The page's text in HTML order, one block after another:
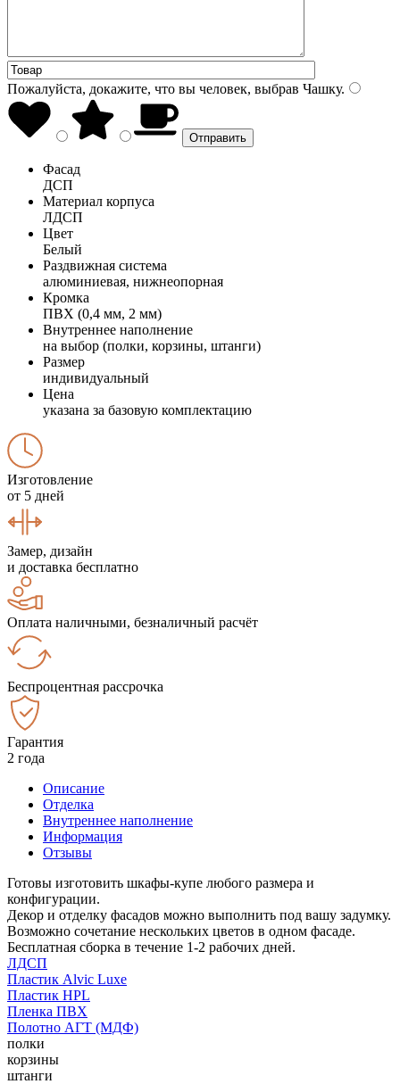
Пожалуйста, докажите, что вы человек, выбрав Чашку.
Фасад
ДСП
Материал корпуса
ЛДСП
Цвет
Белый
Раздвижная система
алюминиевая, нижнеопорная
Кромка
ПВХ (0,4 мм, 2 мм)
Внутреннее наполнение
на выбор (полки, корзины, штанги)
Размер
индивидуальный
Цена
указана за базовую комплектацию
Изготовление
от 5 дней
Замер, дизайн
и доставка бесплатно
Оплата наличными, безналичный расчёт
Беспроцентная рассрочка
Гарантия
2 года
Описание
Отделка
Внутреннее наполнение
Информация
Отзывы
Готовы изготовить шкафы-купе любого размера и
конфигурации.
Декор и отделку фасадов можно выполнить под вашу задумку.
Возможно сочетание нескольких цветов в одном фасаде.
Бесплатная сборка в течение 1-2 рабочих дней.
ЛДСП
Пластик Alvic Luxe
Пластик HPL
Пленка ПВХ
Полотно АГТ (МДФ)
полки
корзины
штанги